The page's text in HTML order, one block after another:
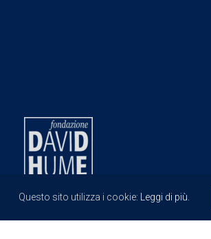
Questo sito utilizza i cookie: Leggi di più.